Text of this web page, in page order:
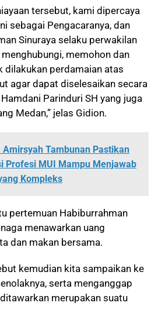
tersebut, kami dipercaya
sebagai Pengacaranya, dan
Sinuraya selaku perwakilan
memohon dan
dilakukan perdamaian atas
agar dapat diselesaikan secara
Parinduri SH yang juga
Medan,” jelas Gidion.
Amirsyah Tambunan Pastikan
Profesi MUI Mampu Menjawab
Kompleks
pertemuan Habiburrahman
menawarkan uang
dan makan bersama.
kemudian kita sampaikan ke
serta menganggap
merupakan suatu